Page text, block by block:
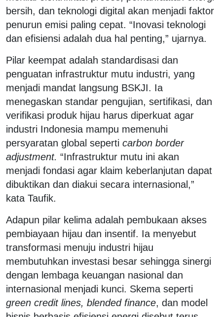
bersih, dan teknologi digital akan menjadi faktor
penurun emisi paling cepat. “Inovasi teknologi
dan efisiensi adalah dua hal penting,” ujarnya.
Pilar keempat adalah standardisasi dan
penguatan infrastruktur mutu industri, yang
menjadi mandat langsung BSKJI. Ia
menegaskan standar pengujian, sertifikasi, dan
verifikasi produk hijau harus diperkuat agar
industri Indonesia mampu memenuhi
persyaratan global seperti carbon border
adjustment. “Infrastruktur mutu ini akan
menjadi fondasi agar klaim keberlanjutan dapat
dibuktikan dan diakui secara internasional,”
kata Taufik.
Adapun pilar kelima adalah pembukaan akses
pembiayaan hijau dan insentif. Ia menyebut
transformasi menuju industri hijau
membutuhkan investasi besar sehingga sinergi
dengan lembaga keuangan nasional dan
internasional menjadi kunci. Skema seperti
green credit lines, blended finance, dan model